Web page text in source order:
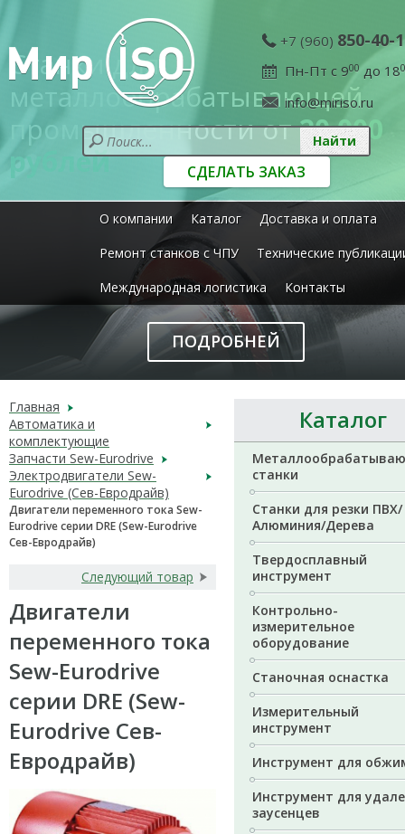
+7 (960) 850-40-
Пн-Пт с 900до 18
info@miriso.ru
СДЕЛАТЬ ЗАКАЗ
О компании Каталог
Доставка и оплата
Ремонт станков с ЧПУ
Технические
Международная логистика
Контакты
Станки для
металлообрабатывающей
промышленности от20 000
рублей
ПОДРОБНЕЙ
Главная
Автоматика и
комплектующие
Запчасти Sew-Eurodrive
Электродвигатели Sew-
Eurodrive (Сев-Евродрайв)
Двигатели переменного тока Sew-
Eurodrive серии DRE (Sew-Eurodrive
Сев-Евродрайв)
Следующий товар
Двигатели
переменного тока
Sew-Eurodrive
серии DRE (Sew-
Eurodrive Сев-
Евродрайв)
Каталог
станки
Станки для резки ПВХ/
Алюминия/Дерева
Твердосплавный
инструмент
Контрольно-
измерительное
оборудование
Станочная оснастка
Измерительный
инструмент
Инструмент для
Инструмент для
заусенцев